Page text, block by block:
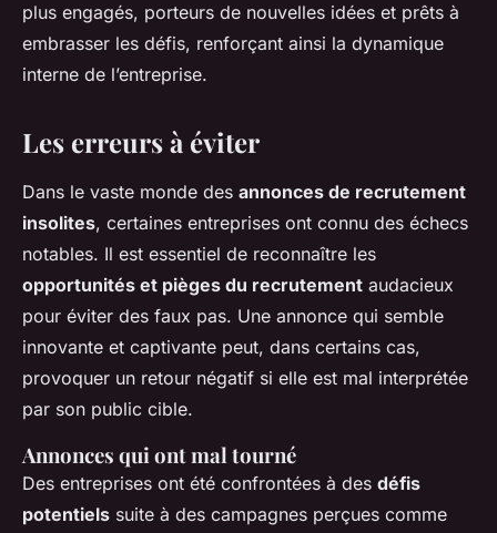
plus engagés, porteurs de nouvelles idées et prêts à
embrasser les défis, renforçant ainsi la dynamique
interne de l’entreprise.
Les erreurs à éviter
Dans le vaste monde des annonces de recrutement
insolites, certaines entreprises ont connu des échecs
notables. Il est essentiel de reconnaître les
opportunités et pièges du recrutement audacieux
pour éviter des faux pas. Une annonce qui semble
innovante et captivante peut, dans certains cas,
provoquer un retour négatif si elle est mal interprétée
par son public cible.
Annonces qui ont mal tourné
Des entreprises ont été confrontées à des défis
potentiels suite à des campagnes perçues comme